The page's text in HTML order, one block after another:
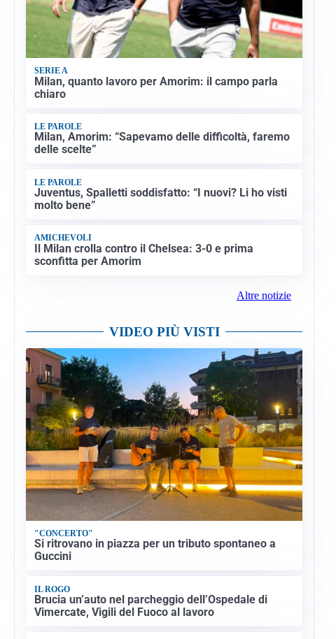
SERIE A
Milan, quanto lavoro per Amorim: il campo parla
chiaro
LE PAROLE
Milan, Amorim: “Sapevamo delle difficoltà, faremo
delle scelte”
LE PAROLE
Juventus, Spalletti soddisfatto: “I nuovi? Li ho visti
molto bene”
AMICHEVOLI
Il Milan crolla contro il Chelsea: 3-0 e prima
sconfitta per Amorim
Altre notizie
VIDEO PIÙ VISTI
"CONCERTO"
Si ritrovano in piazza per un tributo spontaneo a
Guccini
IL ROGO
Brucia un’auto nel parcheggio dell’Ospedale di
Vimercate, Vigili del Fuoco al lavoro